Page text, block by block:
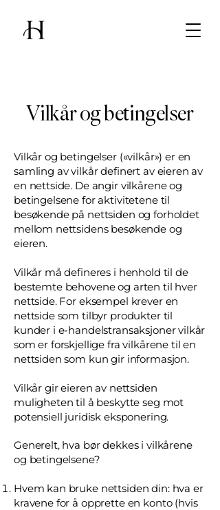
Vilkår og betingelser
Vilkår og betingelser («vilkår») er en
samling av vilkår definert av eieren av
en nettside. De angir vilkårene og
betingelsene for aktivitetene til
besøkende på nettsiden og forholdet
mellom nettsidens besøkende og
eieren.
Vilkår må defineres i henhold til de
bestemte behovene og arten til hver
nettside. For eksempel krever en
nettside som tilbyr produkter til
kunder i e-handelstransaksjoner vilkår
som er forskjellige fra vilkårene til en
nettsiden som kun gir informasjon.
Vilkår gir eieren av nettsiden
muligheten til å beskytte seg mot
potensiell juridisk eksponering.
Generelt, hva bør dekkes i vilkårene
og betingelsene?
Hvem kan bruke nettsiden din: hva er
kravene for å opprette en konto (hvis